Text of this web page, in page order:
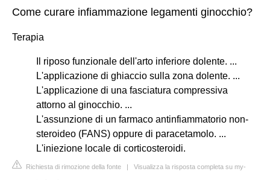
Come curare infiammazione legamenti ginocchio?
Terapia
Il riposo funzionale dell'arto inferiore dolente. ...
L'applicazione di ghiaccio sulla zona dolente. ...
L'applicazione di una fasciatura compressiva
attorno al ginocchio. ...
L'assunzione di un farmaco antinfiammatorio non-
steroideo (FANS) oppure di paracetamolo. ...
L'iniezione locale di corticosteroidi.
Richiesta di rimozione della fonte | Visualizza la risposta completa su my-